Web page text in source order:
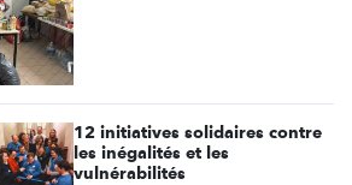
12 initiatives solidaires contre
les inégalités et les
vulnérabilités